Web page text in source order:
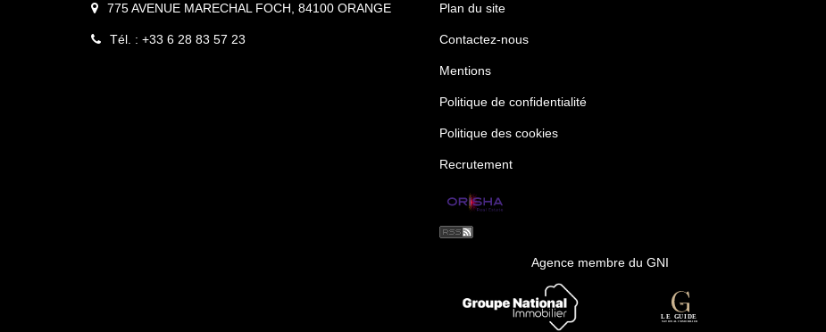
775 AVENUE MARECHAL FOCH, 84100 ORANGE
Tél. : +33 6 28 83 57 23
Plan du site
Contactez-nous
Mentions
Politique de confidentialité
Politique des cookies
Recrutement
Agence membre du GNI